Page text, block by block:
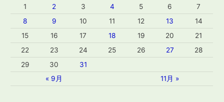
« 9月 11月 »
1 2 3 4 5 6
7
8
9 10 11 12 13
14
15
16 17 18 19 20
21
22
23 24 25 26 27
28
29
30 31